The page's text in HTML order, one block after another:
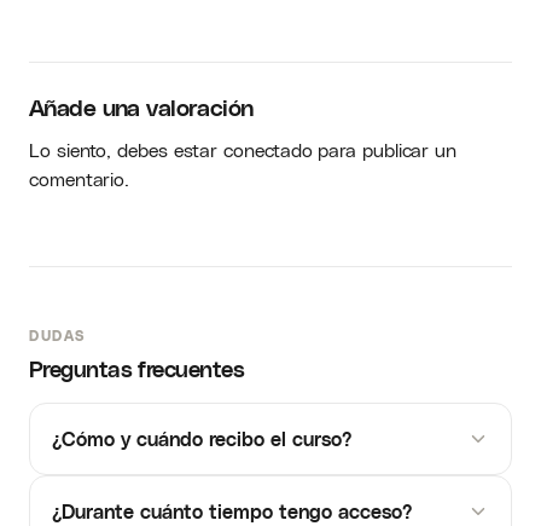
Añade una valoración
Lo siento, debes estarconectadopara publicar un
comentario.
DUDAS
Preguntas frecuentes
¿Cómo y cuándo recibo el curso?
¿Durante cuánto tiempo tengo acceso?